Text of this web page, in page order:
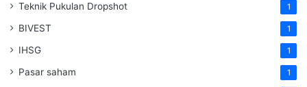
Teknik Pukulan Dropshot 1
BIVEST 1
IHSG 1
Pasar saham 1